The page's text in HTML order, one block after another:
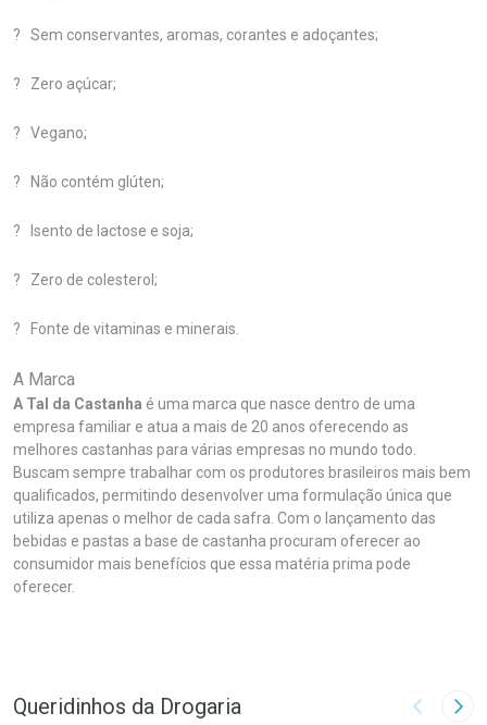
? Sem conservantes, aromas, corantes e adoçantes;
? Zero açúcar;
? Vegano;
? Não contém glúten;
? Isento de lactose e soja;
? Zero de colesterol;
? Fonte de vitaminas e minerais.
A Marca
A Tal da Castanha é uma marca que nasce dentro de uma
empresa familiar e atua a mais de 20 anos oferecendo as
melhores castanhas para várias empresas no mundo todo.
Buscam sempre trabalhar com os produtores brasileiros mais bem
qualificados, permitindo desenvolver uma formulação única que
utiliza apenas o melhor de cada safra. Com o lançamento das
bebidas e pastas a base de castanha procuram oferecer ao
consumidor mais benefícios que essa matéria prima pode
oferecer.
Queridinhos da Drogaria Imagem